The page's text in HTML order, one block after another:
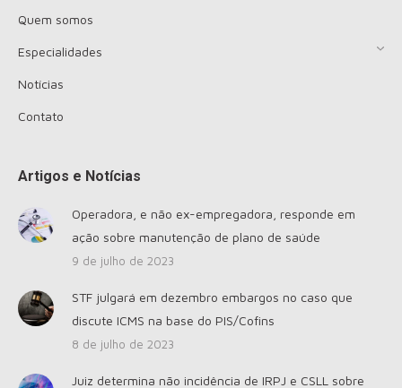
Quem somos
Especialidades
Notícias
Contato
Artigos e Notícias
Operadora, e não ex-empregadora, responde em
ação sobre manutenção de plano de saúde
9 de julho de 2023
STF julgará em dezembro embargos no caso que
discute ICMS na base do PIS/Cofins
8 de julho de 2023
Juiz determina não incidência de IRPJ e CSLL sobre